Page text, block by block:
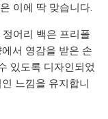
이에 딱 맞습니다.
어리 백은 프리폴
서 영감을 받은 손
있도록 디자인되었
느낌을 유지합니